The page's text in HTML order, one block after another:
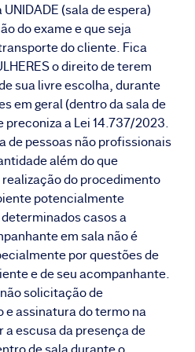
(sala de espera)
do exame e que seja
do cliente. Fica
o direito de terem
sua livre escolha, durante
em geral (dentro da sala de
a Lei 14.737/2023.
de pessoas não profissionais
além do que
do procedimento
potencialmente
casos a
em sala não é
por questões de
e de seu acompanhante.
solicitação de
assinatura do termo na
a escusa da presença de